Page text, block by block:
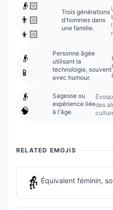
👴🏻
👨🏻
👦🏻
Trois générations
d'hommes dans
une famille.
👴
📱
Personne âgée
utilisant la
technologie, souvent
avec humour.
👴
🧠
Sagesse ou
expérience liée
à l'âge.
des
RELATED EMOJIS
👵 Équivalent féminin,